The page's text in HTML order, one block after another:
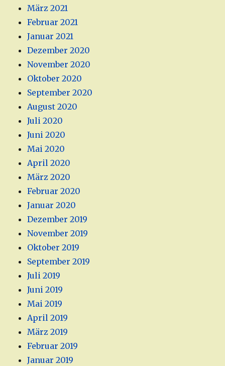
März 2021
Februar 2021
Januar 2021
Dezember 2020
November 2020
Oktober 2020
September 2020
August 2020
Juli 2020
Juni 2020
Mai 2020
April 2020
März 2020
Februar 2020
Januar 2020
Dezember 2019
November 2019
Oktober 2019
September 2019
Juli 2019
Juni 2019
Mai 2019
April 2019
März 2019
Februar 2019
Januar 2019